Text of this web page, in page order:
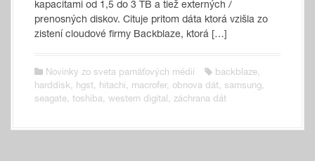
kapacitami od 1,5 do 3 TB a tiež externých /
prenosných diskov. Cituje pritom dáta ktorá vzišla zo
zistení cloudové firmy Backblaze, ktorá […]
Novinky zo sveta pamäťových médií backblaze,
harddisk, hgst, hitachi, macrofer, obnova dát, samsung,
seagate, toshiba, western digital, záchrana dát